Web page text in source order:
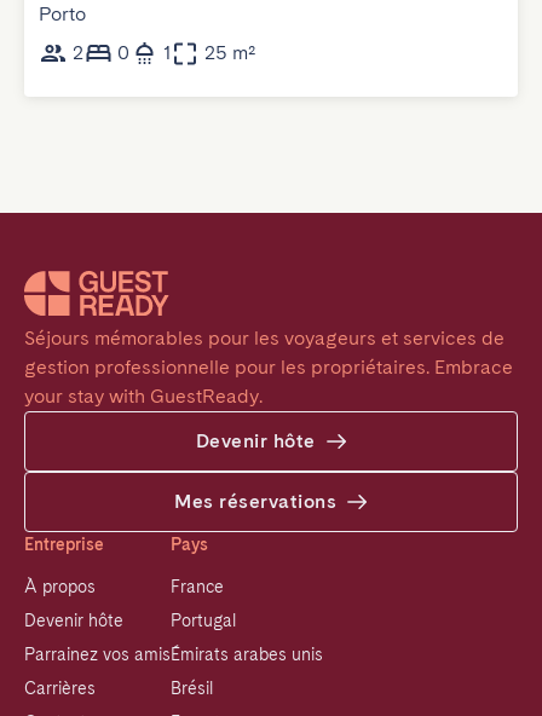
Porto
2
0 1 25 m²
Séjours mémorables pour les voyageurs et services de
gestion professionnelle pour les propriétaires. Embrace
your stay with GuestReady.
Devenir hôte
Mes réservations
Entreprise
À propos
Devenir hôte
Parrainez vos amis
Carrières
Pays
France
Portugal
Émirats arabes unis
Brésil